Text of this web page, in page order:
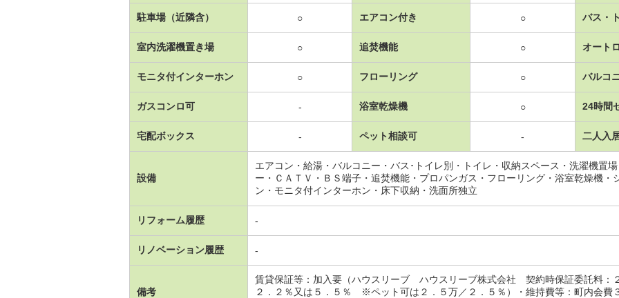
駐車場（近隣含） ○ エアコン付き ○ バス・
室内洗濯機置き場 ○ 追焚機能 ○ オート
モニタ付インターホン ○ フローリング ○ バルコ
ガスコンロ可 - 浴室乾燥機 ○ 24時間
宅配ボックス - ペット相談可 - 二人入
設備
エアコン・給湯・バルコニー・バス･トイレ別・トイレ・収納スペース・洗濯機置
ー・ＣＡＴＶ・ＢＳ端子・追焚機能・プロパンガス・フローリング・浴室乾燥機・
ン・モニタ付インターホン・床下収納・洗面所独立
リフォーム履歴 -
リノベーション履歴 -
備考
賃貸保証等：加入要（ハウスリーブ ハウスリーブ株式会社 契約時保証委託料：
２．２％又は５．５％ ※ペット可は２．５万／２．５％）・維持費等：町内会費